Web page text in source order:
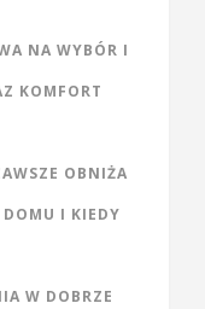
NA WYBÓR I
KOMFORT
OBNIŻA
I KIEDY
W DOBRZE